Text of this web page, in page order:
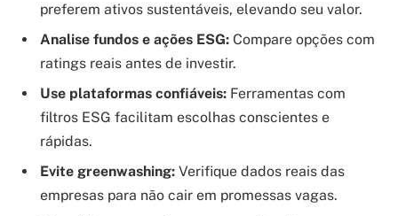
preferem ativos sustentáveis, elevando seu valor.
Analise fundos e ações ESG: Compare opções com
ratings reais antes de investir.
Use plataformas confiáveis: Ferramentas com
filtros ESG facilitam escolhas conscientes e
rápidas.
Evite greenwashing: Verifique dados reais das
empresas para não cair em promessas vagas.